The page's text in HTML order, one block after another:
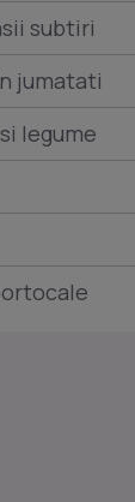
subtiri
jumatati
legume